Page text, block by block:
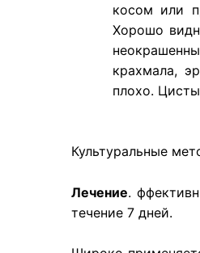
косом или
Хорошо
крахмала,
плохо.
Культуральные
Лечение.
течение 7 дней.